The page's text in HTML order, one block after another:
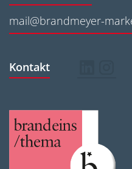
mail@brandmeyer-
Kontakt